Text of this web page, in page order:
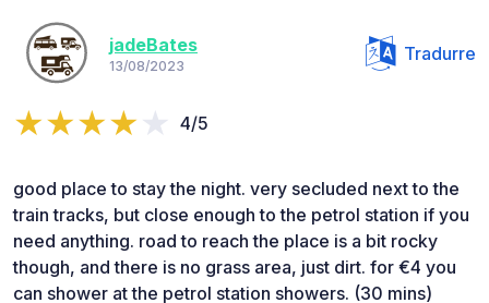
jadeBates
13/08/2023
Tradurre
4/5
good place to stay the night. very secluded next to the
train tracks, but close enough to the petrol station if you
need anything. road to reach the place is a bit rocky
though, and there is no grass area, just dirt. for €4 you
can shower at the petrol station showers. (30 mins)